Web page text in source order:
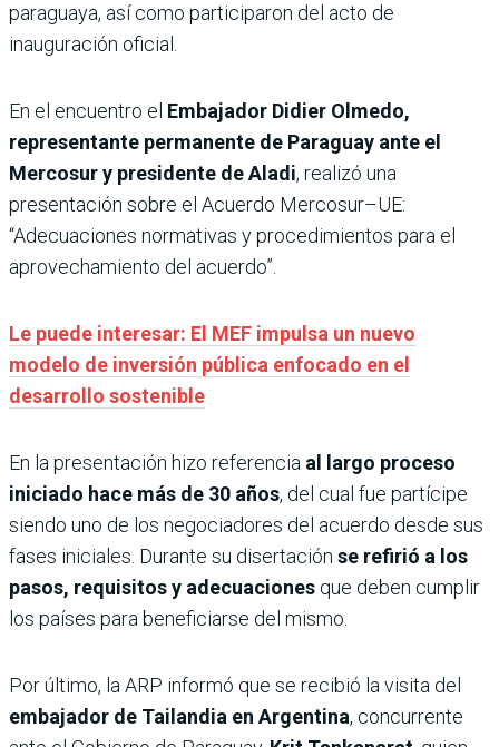
paraguaya, así como participaron del acto de
inauguración oficial.
En el encuentro el Embajador Didier Olmedo,
representante permanente de Paraguay ante el
Mercosur y presidente de Aladi, realizó una
presentación sobre el Acuerdo Mercosur–UE:
“Adecuaciones normativas y procedimientos para el
aprovechamiento del acuerdo”.
Le puede interesar: El MEF impulsa un nuevo
modelo de inversión pública enfocado en el
desarrollo sostenible
En la presentación hizo referencia al largo proceso
iniciado hace más de 30 años, del cual fue partícipe
siendo uno de los negociadores del acuerdo desde sus
fases iniciales. Durante su disertación se refirió a los
pasos, requisitos y adecuaciones que deben cumplir
los países para beneficiarse del mismo.
Por último, la ARP informó que se recibió la visita del
embajador de Tailandia en Argentina, concurrente